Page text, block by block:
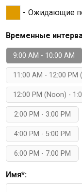
- Ожидающие
Временные
9:00 AM - 10:00 AM
11:00 AM - 12:00 PM
12:00 PM (Noon) -
2:00 PM - 3:00 PM
4:00 PM - 5:00 PM
6:00 PM - 7:00 PM
Имя*: